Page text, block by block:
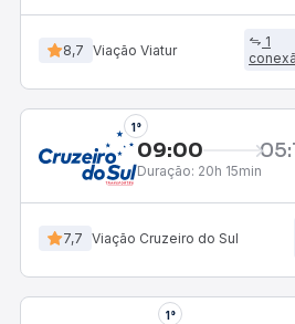
8,7 Viação Viatur
1
1°
09:00
Duração: 20h 15min
7,7 Viação Cruzeiro do Sul
1°